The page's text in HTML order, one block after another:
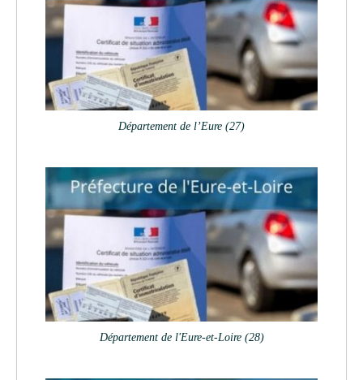
Département de l’Eure (27)
Département de l'Eure-et-Loire (28)